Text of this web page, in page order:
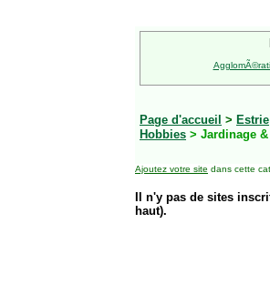
Page d'accueil > Estrie
Hobbies > Jardinage
Ajoutez votre site dans cette
Il n'y pas de sites
haut).